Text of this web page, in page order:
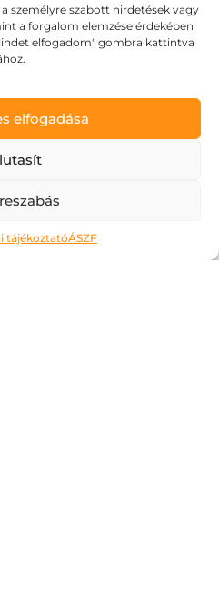
személyre szabott hirdetések vagy
a forgalom elemzése érdekében
elfogadom" gombra kattintva
elfogadása
tájékoztatóÁSZF
mások?